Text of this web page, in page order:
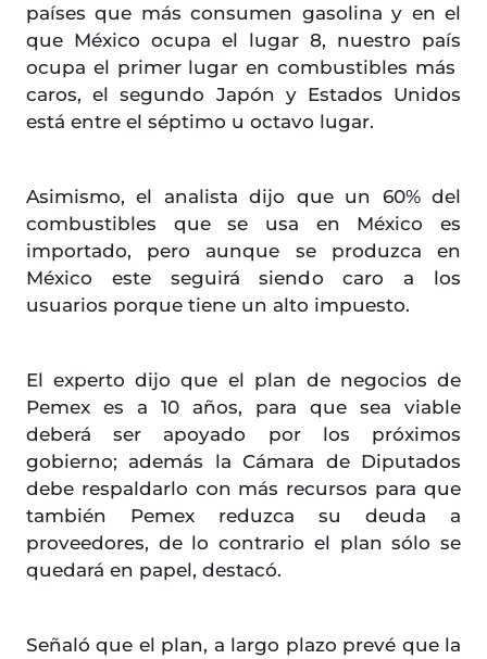
países que más consumen gasolina y en el
que México ocupa el lugar 8, nuestro país
ocupa el primer lugar en combustibles más
caros, el segundo Japón y Estados Unidos
está entre el séptimo u octavo lugar.
Asimismo, el analista dijo que un 60% del
combustibles que se usa en México es
importado, pero aunque se produzca en
México este seguirá siendo caro a los
usuarios porque tiene un alto impuesto.
El experto dijo que el plan de negocios de
Pemex es a 10 años, para que sea viable
deberá ser apoyado por los próximos
gobierno; además la Cámara de Diputados
debe respaldarlo con más recursos para que
también Pemex reduzca su deuda a
proveedores, de lo contrario el plan sólo se
quedará en papel, destacó.
Señaló que el plan, a largo plazo prevé que la